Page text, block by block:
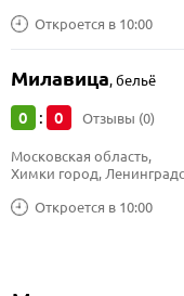
Откроется в 10:00
Милавица,бельё
0 : 0 Отзывы (0)
Откроется в 10:00
Московская область,
Химки город,